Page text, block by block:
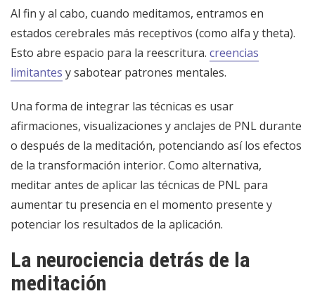
Al fin y al cabo, cuando meditamos, entramos en
estados cerebrales más receptivos (como alfa y theta).
Esto abre espacio para la reescritura. creencias
limitantes y sabotear patrones mentales.
Una forma de integrar las técnicas es usar
afirmaciones, visualizaciones y anclajes de PNL durante
o después de la meditación, potenciando así los efectos
de la transformación interior. Como alternativa,
meditar antes de aplicar las técnicas de PNL para
aumentar tu presencia en el momento presente y
potenciar los resultados de la aplicación.
La neurociencia detrás de la
meditación